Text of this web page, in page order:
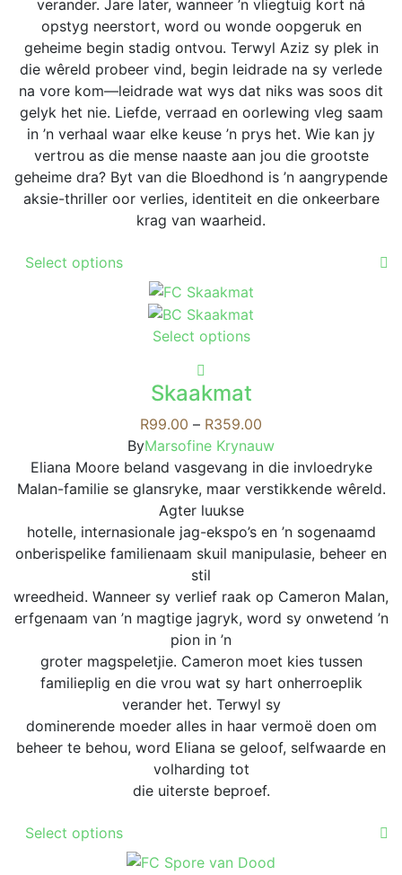
the
product
page
verander. Jare later, wanneer ’n vliegtuig kort ná
opstyg neerstort, word ou wonde oopgeruk en
geheime begin stadig ontvou. Terwyl Aziz sy plek in
die wêreld probeer vind, begin leidrade na sy verlede
na vore kom—leidrade wat wys dat niks was soos dit
gelyk het nie. Liefde, verraad en oorlewing vleg saam
in ’n verhaal waar elke keuse ’n prys het. Wie kan jy
vertrou as die mense naaste aan jou die grootste
geheime dra? Byt van die Bloedhond is ’n aangrypende
aksie-thriller oor verlies, identiteit en die onkeerbare
krag van waarheid.
Select options
has
multiple
variants.
options
may
be
chosen
on
the
product
page
Select optionsThis
multiple
variants.
The
options
may
chosen
on
product
page
Skaakmat
R99.00 – R359.00
range:
R99.00
through
ByMarsofine Krynauw
Eliana Moore beland vasgevang in die invloedryke
Malan-familie se glansryke, maar verstikkende wêreld.
Agter luukse
hotelle, internasionale jag-ekspo’s en ’n sogenaamd
onberispelike familienaam skuil manipulasie, beheer en
stil
wreedheid. Wanneer sy verlief raak op Cameron Malan,
erfgenaam van ’n magtige jagryk, word sy onwetend ’n
pion in ’n
groter magspeletjie. Cameron moet kies tussen
familieplig en die vrou wat sy hart onherroeplik
verander het. Terwyl sy
dominerende moeder alles in haar vermoë doen om
beheer te behou, word Eliana se geloof, selfwaarde en
volharding tot
die uiterste beproef.
Select options
product
has